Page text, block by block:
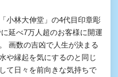
小林大伸堂」の4代目印章彫
延べ7万人超のお客様に開運
画数の吉凶で人生が決まる
や縁起を気にするのと同じ
て日々を前向きな気持ちで